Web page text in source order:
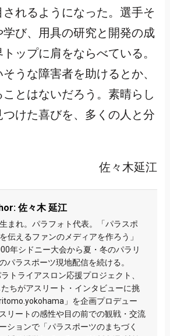
されるようになった。選手そ
び、用具の研究と開発の成
ップに肩をならべている。
うな障害者を助けるとか、
とはないだろう。素晴らし
けた喜びを、多くの人と分
佐々木延江
佐々木 延江
まれ。パラフォト代表。「パラスポ
伝えるファンのメディアを作ろう」
年シドニー大会から夏・冬のパラリ
パラスポーツ現地配信を続ける。
トライアスロン応援プロジェクト、
ちがアスリート・インタビューに挑
」を企画プロデュー
リートの感性や目の前での観戦・交流
ションで「パラスポーツのまちづく